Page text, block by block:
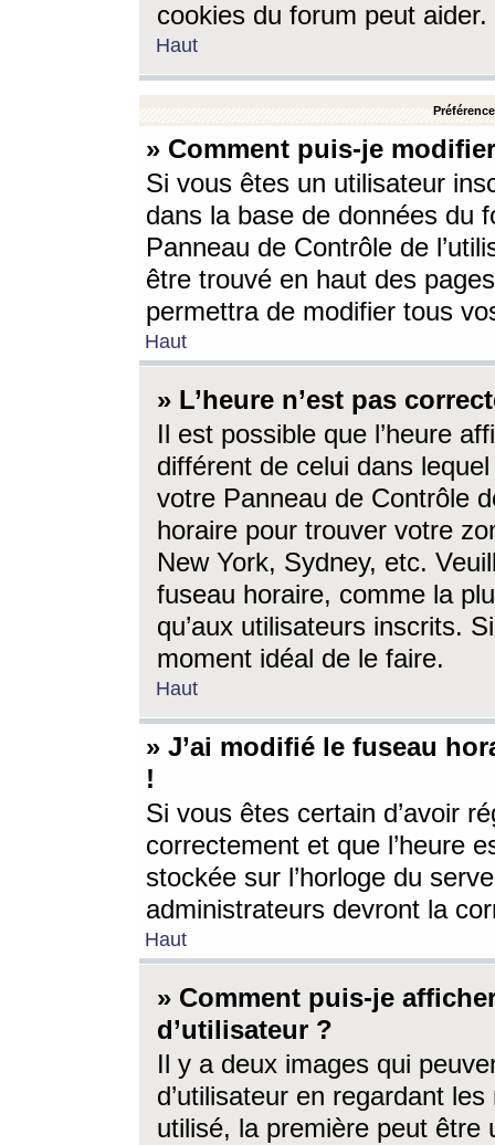
cookies du forum peut aider.
Haut
» Comment puis-je
Si vous êtes un utilisateur
dans la base de données du
Panneau de Contrôle de
être trouvé en haut des
permettra de modifier tous
Haut
» L’heure n’est pas
Il est possible que l’heure
différent de celui dans
votre Panneau de Contrôle
horaire pour trouver votre
New York, Sydney, etc.
fuseau horaire, comme la
qu’aux utilisateurs inscrits.
moment idéal de le faire.
Haut
» J’ai modifié le fuseau
!
Si vous êtes certain d’avoir
correctement et que l’heure
stockée sur l’horloge du
administrateurs devront la
Haut
» Comment puis-je
d’utilisateur ?
Il y a deux images qui
d’utilisateur en regardant
utilisé, la première peut être